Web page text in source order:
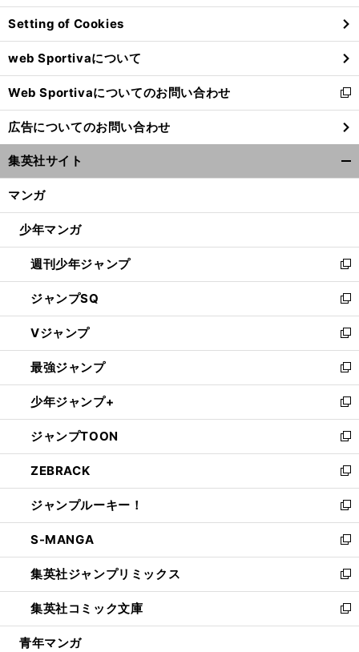
ン
ド
ウ
で
開
く
Setting of Cookies
web Sportivaについて
Web Sportivaについてのお問い合わせ
新
し
い
ウ
ィ
ン
ウ
開
く
広告についてのお問い合わせ
集英社サイト
マンガ
少年マンガ
週刊少年ジャンプ
新
し
い
ウ
ィ
ン
ド
ウ
で
開
く
ジャンプSQ
新
し
い
ウ
ィ
ン
ド
ウ
で
開
く
Vジャンプ
新
し
い
ウ
ィ
ン
ド
ウ
で
開
く
最強ジャンプ
新
し
い
ウ
ィ
ン
ド
ウ
で
開
く
少年ジャンプ+
新
し
い
ウ
ィ
ン
ド
ウ
で
開
く
ジャンプTOON
新
し
い
ウ
ィ
ン
ド
ウ
で
開
く
ZEBRACK
新
し
い
ウ
ィ
ン
ド
ウ
で
開
ジャンプルーキー！
新
し
い
ウ
ィ
ン
ド
ウ
S-MANGA
新
し
い
ウ
ィ
ン
集英社ジャンプリミックス
新
し
い
ウ
集英社コミック文庫
新
し
青年マンガ